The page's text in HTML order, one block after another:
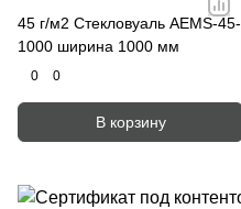
45 г/м2 Стекловуаль AEMS-45-
1000 ширина 1000 мм
0 0
В корзину